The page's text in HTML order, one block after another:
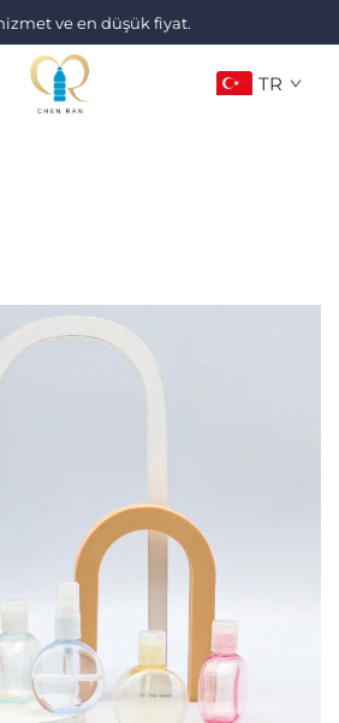
ve en düşük fiyat.
TR